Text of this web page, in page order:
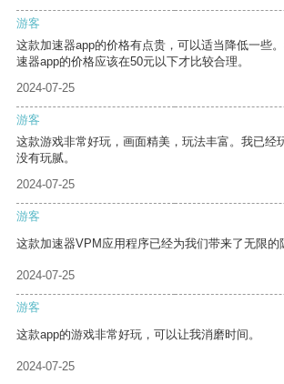
游客
这款加速器app的价格有点贵，可以适当降低一些
速器app的价格应该在50元以下才比较合理。
2024-07-25
游客
这款游戏非常好玩，画面精美，玩法丰富。我已经
没有玩腻。
2024-07-25
游客
这款加速器VPM应用程序已经为我们带来了无限的
2024-07-25
游客
这款app的游戏非常好玩，可以让我消磨时间。
2024-07-25